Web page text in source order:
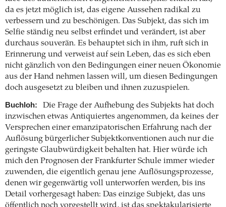
da es jetzt möglich ist, das eigene Aussehen radikal zu
verbessern und zu beschönigen. Das Subjekt, das sich im
Selfie ständig neu selbst erfindet und verändert, ist aber
durchaus souverän. Es behauptet sich in ihm, ruft sich in
Erinnerung und verweist auf sein Leben, das es sich eben
nicht gänzlich von den Bedingungen einer neuen Ökonomie
aus der Hand nehmen lassen will, um diesen Bedingungen
doch ausgesetzt zu bleiben und ihnen zuzuspielen.
Buchloh:
Die Frage der Aufhebung des Subjekts hat doch
inzwischen etwas Antiquiertes angenommen, da keines der
Versprechen einer emanzipatorischen Erfahrung nach der
Auflösung bürgerlicher Subjektkonventionen auch nur die
geringste Glaubwürdigkeit behalten hat. Hier würde ich
mich den Prognosen der Frankfurter Schule immer wieder
zuwenden, die eigentlich genau jene Auflösungsprozesse,
denen wir gegenwärtig voll unterworfen werden, bis ins
Detail vorhergesagt haben: Das einzige Subjekt, das uns